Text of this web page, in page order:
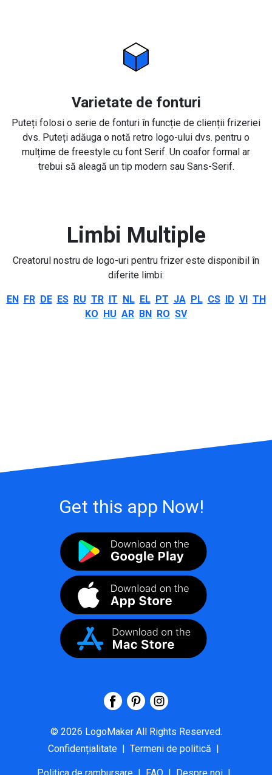
Varietate de fonturi
Puteți folosi o serie de fonturi în funcție de clienții frizeriei
dvs. Puteți adăuga o notă retro logo-ului dvs. pentru o
mulțime de freestyle cu font Serif. Un coafor formal ar
trebui să aleagă un tip modern sau Sans-Serif.
Limbi Multiple
Creatorul nostru de logo-uri pentru frizer este disponibil în
diferite limbi:
EN FR DE ES RU TR IT NL EL PT JA PL CS ID VI TH
KO HU AR BN RO SV
Get this app Now!
© 2026 LogoMaker All Rights Reserved.
Confidențialitate | Termeni de politică |